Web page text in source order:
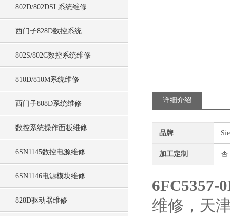
802D/802DSL系统维修
西门子828D数控系统
802S/802C数控系统维修
810D/810M系统维修
西门子808D系统维修
数控系统操作面板维修
6SN1145数控电源维修
6SN1146电源模块维修
828D驱动器维修
详细介绍
品牌
加工定制 否
6FC5357-
维修，天